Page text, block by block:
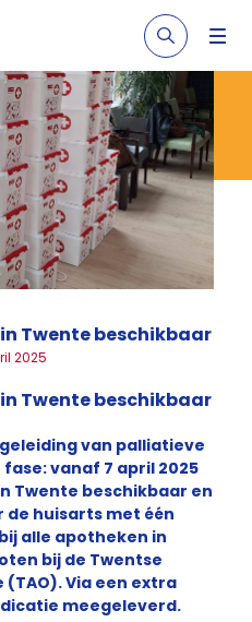
Twente beschikbaar
2025
Twente beschikbaar
van palliatieve
vanaf 7 april 2025
Twente beschikbaar en
huisarts met één
alle apotheken in
bij de Twentse
Via een extra
meegeleverd.